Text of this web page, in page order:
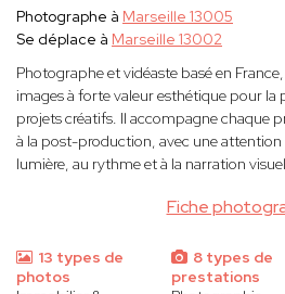
Fiche
Photographe à Marseille 13005
Se déplace à Marseille 13002
Photographe et vidéaste basé en France,
images à forte valeur esthétique pour la
projets créatifs. Il accompagne chaque
à la post-production, avec une attention
lumière, au rythme et à la narration
13 types de
photos
8 types de
prestations